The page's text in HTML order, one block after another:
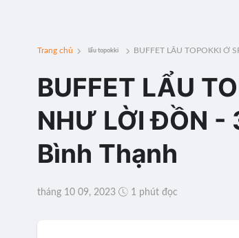
Trang chủ lẩu topokki BUFFET LẨU TOPOKKI Ở
BUFFET LẨU
NHƯ LỜI ĐỒN -
Bình Thạnh
tháng 10 09, 2023 1 phút đọc